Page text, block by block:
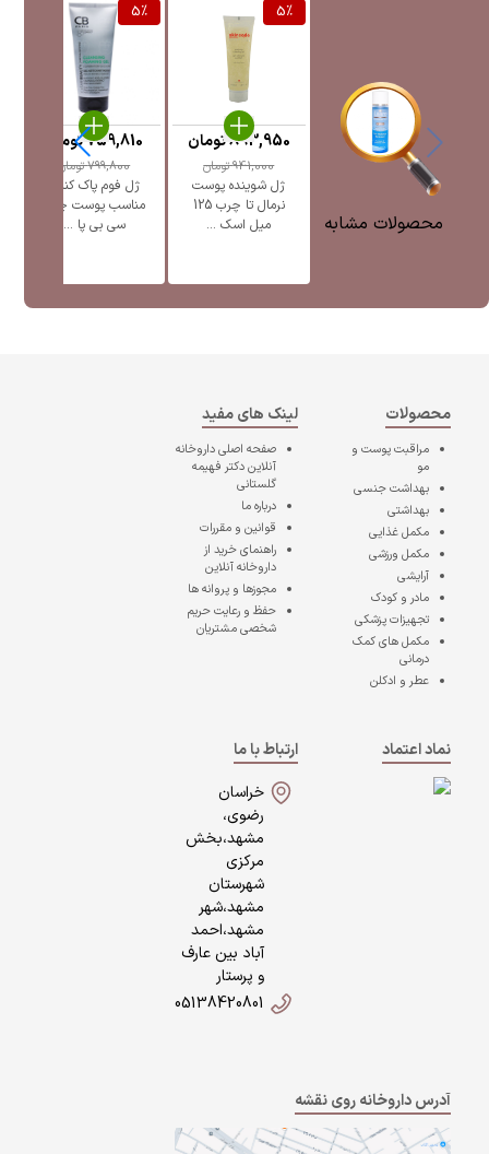
محصولات مشابه
5%
ژل شوینده پوست
نرمال تا چرب 125
میل اسک ...
941,000تومان
893,950تومان
5%
ژل فوم پاک کننده
مناسب پوست چرب
سی بی پا ...
799,800تومان
759,810تومان
محصولات
مراقبت پوست و
مو
بهداشت جنسی
بهداشتی
مکمل غذایی
مکمل ورزشی
آرایشی
مادر و کودک
تجهیزات پزشکی
مکمل های کمک
درمانی
عطر و ادکلن
لینک های مفید
صفحه اصلیداروخانه
آنلاین دکتر فهیمه
گلستانی
درباره ما
قوانین و مقررات
راهنمای خرید از
داروخانه آنلاین
مجوزها و پروانه ها
حفظ و رعایت حریم
شخصی مشتریان
نماد اعتماد
ارتباط با ما
خراسان
رضوی،
مشهد،بخش
مرکزی
شهرستان
مشهد،شهر
مشهد،احمد
آباد بین عارف
و پرستار
05138420801
آدرس داروخانه روی نقشه